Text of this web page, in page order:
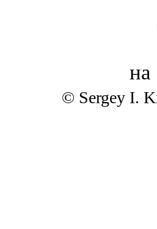
на
© Sergey I.